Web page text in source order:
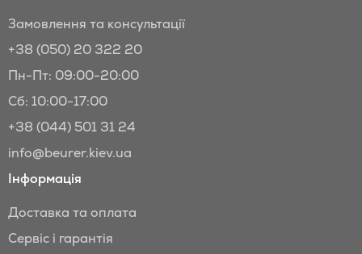
Замовлення та консультації
+38 (050) 20 322 20
Пн-Пт: 09:00-20:00
Сб: 10:00-17:00
+38 (044) 501 31 24
info@beurer.kiev.ua
Інформація
Доставка та оплата
Сервіс і гарантія